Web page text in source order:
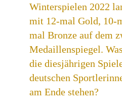
Winterspielen 2022
mit 12-mal Gold, 10-
mal Bronze auf dem
Medaillenspiegel.
die diesjährigen
deutschen
am Ende stehen?